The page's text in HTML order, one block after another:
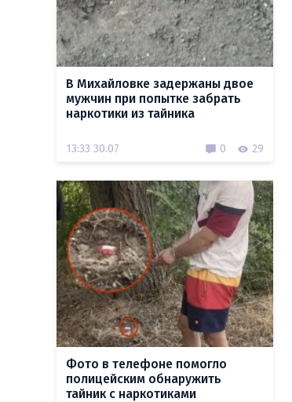
В Михайловке задержаны двое
мужчин при попытке забрать
наркотики из тайника
13:33 30.07 0 29
Фото в телефоне помогло
полицейским обнаружить
тайник с наркотиками